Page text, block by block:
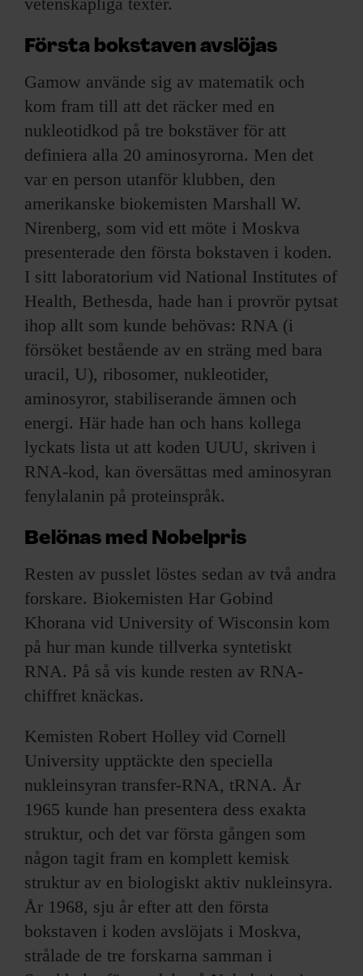
Första bokstaven avslöjas
Gamow använde sig av matematik och
kom fram till att det räcker med en
nukleotidkod på tre bokstäver för att
definiera alla 20 aminosyrorna. Men det
var en person utanför klubben, den
amerikanske biokemisten Marshall W.
Nirenberg, som vid ett möte i Moskva
presenterade den första bokstaven i koden.
I sitt laboratorium vid National Institutes of
Health, Bethesda, hade han i provrör pytsat
ihop allt som kunde behövas: RNA (i
försöket bestående av en sträng med bara
uracil, U), ribosomer, nukleotider,
aminosyror, stabiliserande ämnen och
energi. Här hade han och hans kollega
lyckats lista ut att koden UUU, skriven i
RNA-kod, kan översättas med aminosyran
fenylalanin på proteinspråk.
Belönas med Nobelpris
Resten av pusslet löstes sedan av två andra
forskare. Biokemisten Har Gobind
Khorana vid University of Wisconsin kom
på hur man kunde tillverka syntetiskt
RNA. På så vis kunde resten av RNA-
chiffret knäckas.
Kemisten Robert Holley vid Cornell
University upptäckte den speciella
nukleinsyran transfer-RNA, tRNA. År
1965 kunde han presentera dess exakta
struktur, och det var första gången som
någon tagit fram en komplett kemisk
struktur av en biologiskt aktiv nukleinsyra.
År 1968, sju år efter att den första
bokstaven i koden avslöjats i Moskva,
strålade de tre forskarna samman i